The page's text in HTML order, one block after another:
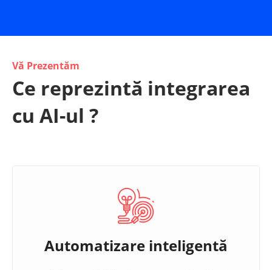
Vă Prezentăm
Ce reprezintă integrarea
cu AI-ul ?
Automatizare inteligentă